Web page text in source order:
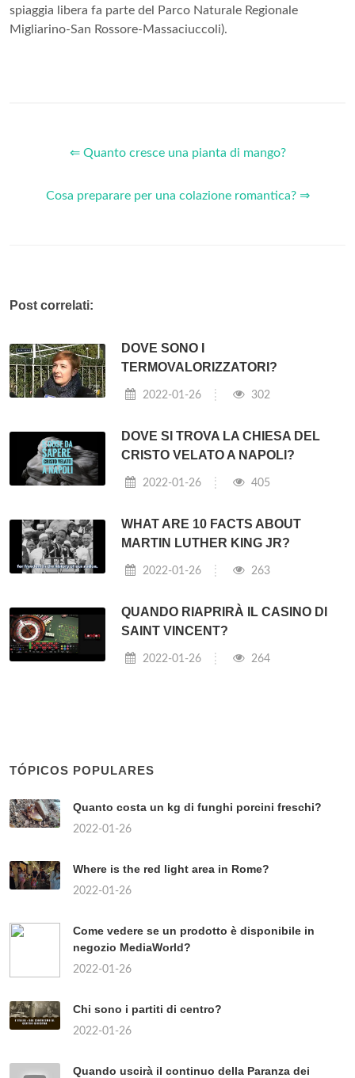
spiaggia libera fa parte del Parco Naturale Regionale
Migliarino-San Rossore-Massaciuccoli).
⇐ Quanto cresce una pianta di mango?
Cosa preparare per una colazione romantica? ⇒
Post correlati:
DOVE SONO I
TERMOVALORIZZATORI?
2022-01-26 302
DOVE SI TROVA LA CHIESA DEL
CRISTO VELATO A NAPOLI?
2022-01-26 405
WHAT ARE 10 FACTS ABOUT
MARTIN LUTHER KING JR?
2022-01-26 263
QUANDO RIAPRIRÀ IL CASINO DI
SAINT VINCENT?
2022-01-26 264
TÓPICOS POPULARES
Quanto costa un kg di funghi porcini freschi?
2022-01-26
Where is the red light area in Rome?
2022-01-26
Come vedere se un prodotto è disponibile in
negozio MediaWorld?
2022-01-26
Chi sono i partiti di centro?
2022-01-26
Quando uscirà il continuo della Paranza dei